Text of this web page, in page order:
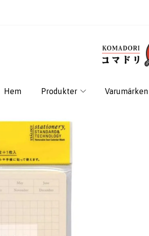
Hem Produkter Varumärken